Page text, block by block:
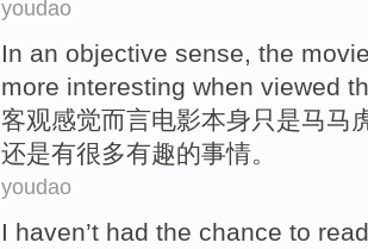
youdao
In an objective sense, the
more interesting when viewed
客观感觉而言电影本身只是马马
还是有很多有趣的事情。
youdao
I haven’t had the chance to